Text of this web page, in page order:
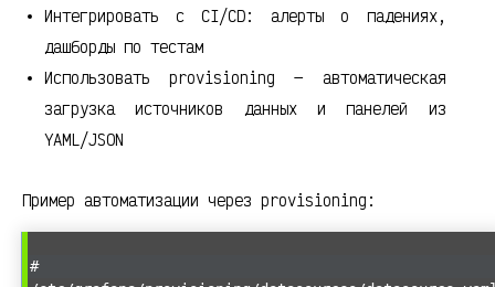
Интегрировать с CI/CD: алерты о падениях,
дашборды по тестам
Использовать provisioning — автоматическая
загрузка источников данных и панелей из
YAML/JSON
Пример автоматизации через provisioning:
#